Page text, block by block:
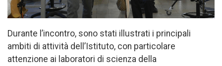
Durante l’incontro, sono stati illustrati i principali
ambiti di attività dell’Istituto, con particolare
attenzione ai laboratori di scienza della